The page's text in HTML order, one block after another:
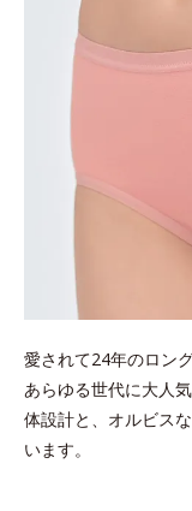
愛されて24年のロン
あらゆる世代に大人
体設計と、オルビス
います。